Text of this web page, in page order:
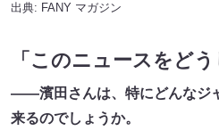
出典: FANY マガジン
「このニュースをど
——濱田さんは、特にどんなジ
来るのでしょうか。